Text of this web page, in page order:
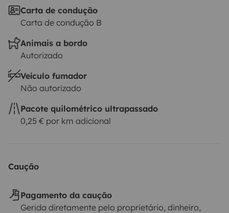
Carta de condução
Carta de condução B
Animais a bordo
Autorizado
Veículo fumador
Não autorizado
Pacote quilométrico ultrapassado
0,25 € por km adicional
Caução
Pagamento da caução
Gerida diretamente pelo proprietário, dinheiro,